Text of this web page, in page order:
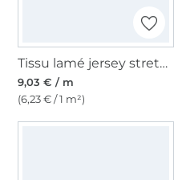
Tissu lamé jersey stretch effet vinyle, noir
9,03 € / m
(6,23 € / 1 m²)